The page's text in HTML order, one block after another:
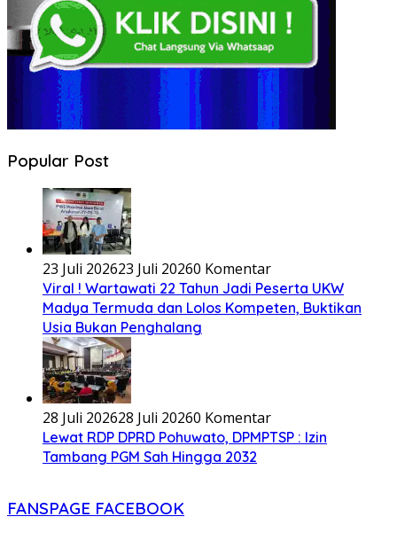
Popular Post
23 Juli 202623 Juli 20260 Komentar
Viral ! Wartawati 22 Tahun Jadi Peserta UKW
Madya Termuda dan Lolos Kompeten, Buktikan
Usia Bukan Penghalang
28 Juli 202628 Juli 20260 Komentar
Lewat RDP DPRD Pohuwato, DPMPTSP : Izin
Tambang PGM Sah Hingga 2032
FANSPAGE FACEBOOK